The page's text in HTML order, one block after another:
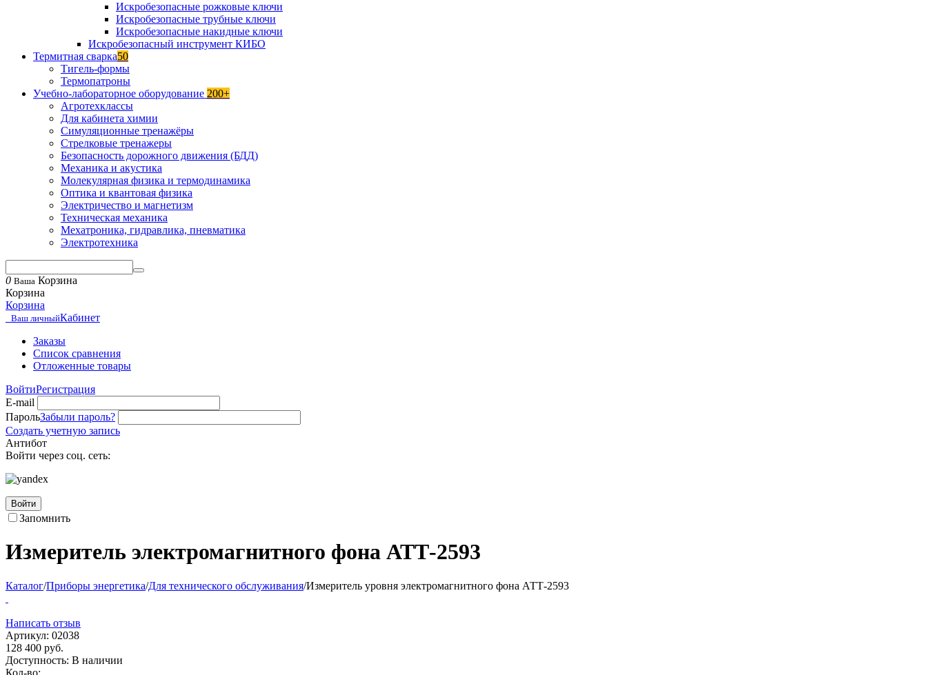
Искробезопасные рожковые ключи
Искробезопасные трубные ключи
Искробезопасные накидные ключи
Искробезопасный инструмент КИБО
Термитная сварка50
Тигель-формы
Термопатроны
Учебно-лабораторное оборудование 200+
Агротехклассы
Для кабинета химии
Симуляционные тренажёры
Стрелковые тренажеры
Безопасность дорожного движения (БДД)
Механика и акустика
Молекулярная физика и термодинамика
Оптика и квантовая физика
Электричество и магнетизм
Техническая механика
Мехатроника, гидравлика, пневматика
Электротехника
0 Ваша Корзина
Корзина
Корзина
Ваш личныйКабинет
Заказы
Список сравнения
Отложенные товары
ВойтиРегистрация
E-mail
ПарольЗабыли пароль?
Создать учетную запись
Антибот
Войти через соц. сеть:
Войти
Запомнить
Измеритель электромагнитного фона АТТ-2593
Каталог/Приборы энергетика/Для технического обслуживания/Измеритель уровня электромагнитного фона АТТ-2593
Написать отзыв
Артикул: 02038
128 400 руб.
Доступность: В наличии
Кол-во: